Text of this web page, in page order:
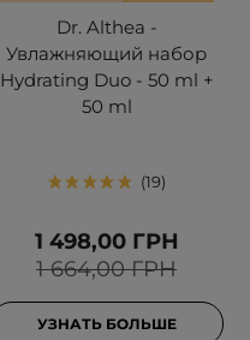
Dr. Althea -
Увлажняющий набор
Hydrating Duo - 50 ml +
50 ml
19
1 664,00 ГРН
1 498,00 ГРН
УЗНАТЬ БОЛЬШЕ